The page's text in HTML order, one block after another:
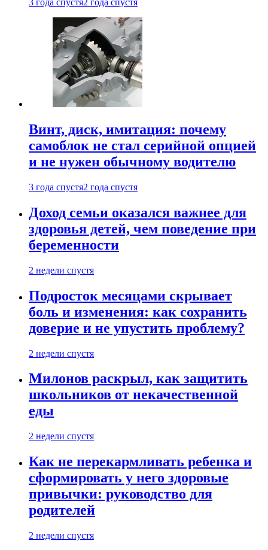
3 года спустя2 года спустя
Винт, диск, имитация: почему
самоблок не стал серийной опцией
и не нужен обычному водителю
3 года спустя2 года спустя
Доход семьи оказался важнее для
здоровья детей, чем поведение при
беременности
2 недели спустя
Подросток месяцами скрывает
боль и изменения: как сохранить
доверие и не упустить проблему?
2 недели спустя
Милонов раскрыл, как защитить
школьников от некачественной
еды
2 недели спустя
Как не перекармливать ребенка и
сформировать у него здоровые
привычки: руководство для
родителей
2 недели спустя